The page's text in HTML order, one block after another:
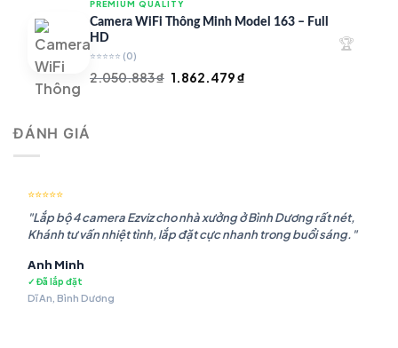
1.948.107 ₫.là:
PREMIUM QUALITY
Camera WiFi Thông Minh Model 163 – Full
HD
⭐⭐⭐⭐⭐ (0)
2.050.883₫ Giá
1.862.479₫
🏆
ĐÁNH GIÁ
⭐⭐⭐⭐⭐
"Lắp bộ 4 camera Ezviz cho nhà xưởng ở Bình Dương rất nét,
Khánh tư vấn nhiệt tình, lắp đặt cực nhanh trong buổi sáng."
Anh Minh
✓ Đã lắp đặt
Dĩ An, Bình Dương